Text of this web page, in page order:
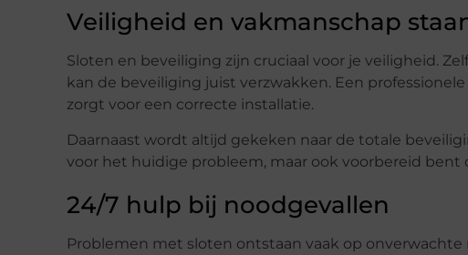
Veiligheid en vakmanschap
Sloten en beveiliging zijn cruciaal voor je veiligheid.
kan de beveiliging juist verzwakken. Een
zorgt voor een correcte installatie.
Daarnaast wordt altijd gekeken naar de totale
voor het huidige probleem, maar ook voorbereid bent
24/7 hulp bij noodgevallen
Problemen met sloten ontstaan vaak op onverwachte